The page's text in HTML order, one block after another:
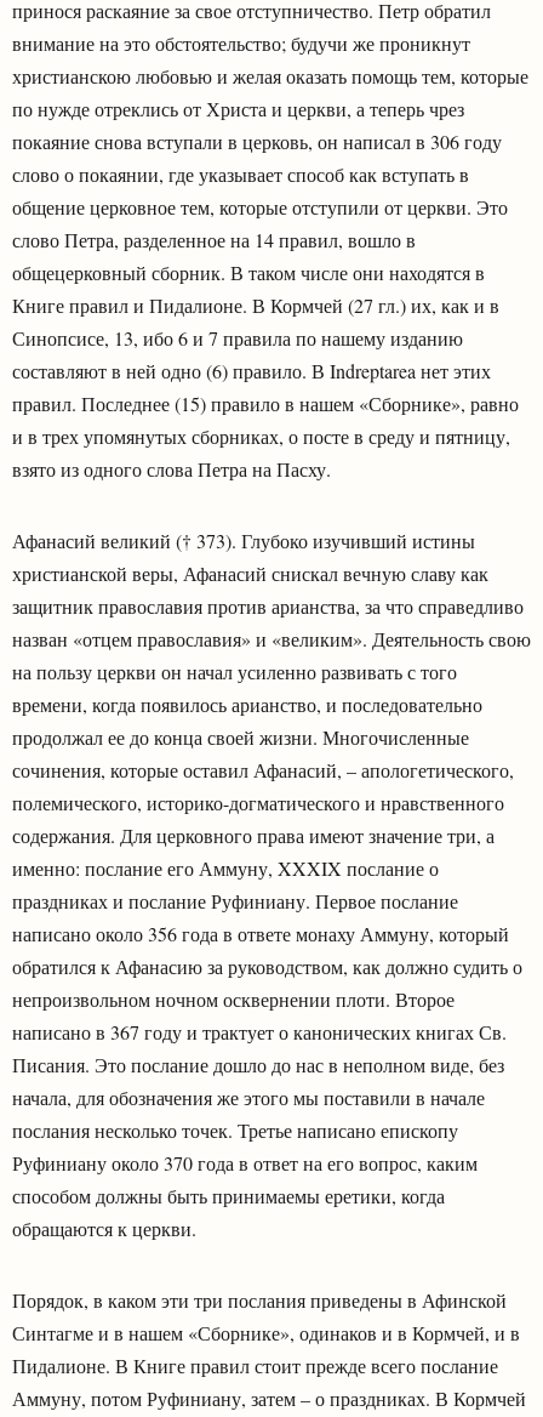
принося раскаяние за свое отступничество. Петр обратил
внимание на это обстоятельство; будучи же проникнут
христианскою любовью и желая оказать помощь тем, которые
по нужде отреклись от Христа и церкви, а теперь чрез
покаяние снова вступали в церковь, он написал в 306 году
слово о покаянии, где указывает способ как вступать в
общение церковное тем, которые отступили от церкви. Это
слово Петра, разделенное на 14 правил, вошло в
общецерковный сборник. В таком числе они находятся в
Книге правил и Пидалионе. В Кормчей (27 гл.) их, как и в
Синопсисе, 13, ибо 6 и 7 правила по нашему изданию
составляют в ней одно (6) правило. В Indreptarea нет этих
правил. Последнее (15) правило в нашем «Сборнике», равно
и в трех упомянутых сборниках, о посте в среду и пятницу,
взято из одного слова Петра на Пасху.
Афанасий великий († 373). Глубоко изучивший истины
христианской веры, Афанасий снискал вечную славу как
защитник православия против арианства, за что справедливо
назван «отцем православия» и «великим». Деятельность свою
на пользу церкви он начал усиленно развивать с того
времени, когда появилось арианство, и последовательно
продолжал ее до конца своей жизни. Многочисленные
сочинения, которые оставил Афанасий, – апологетического,
полемического, историко-догматического и нравственного
содержания. Для церковного права имеют значение три, а
именно: послание его Аммуну, XXXIX послание о
праздниках и послание Руфиниану. Первое послание
написано около 356 года в ответе монаху Аммуну, который
обратился к Афанасию за руководством, как должно судить о
непроизвольном ночном осквернении плоти. Второе
написано в 367 году и трактует о канонических книгах Св.
Писания. Это послание дошло до нас в неполном виде, без
начала, для обозначения же этого мы поставили в начале
послания несколько точек. Третье написано епископу
Руфиниану около 370 года в ответ на его вопрос, каким
способом должны быть принимаемы еретики, когда
обращаются к церкви.
Порядок, в каком эти три послания приведены в Афинской
Синтагме и в нашем «Сборнике», одинаков и в Кормчей, и в
Пидалионе. В Книге правил стоит прежде всего послание
Аммуну, потом Руфиниану, затем – о праздниках. В Кормчей